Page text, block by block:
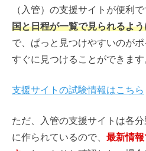
（入管）の支援サイトが便利
国と日程が一覧で見られるよ
で、ぱっと見つけやすいのが
すぐに見つけることができます
支援サイトの試験情報はこちら
ただ、入管の支援サイトは各
に作られているので、 最新情